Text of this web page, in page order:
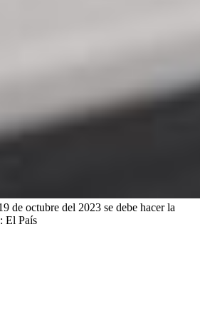
de octubre del 2023 se debe hacer la
El País